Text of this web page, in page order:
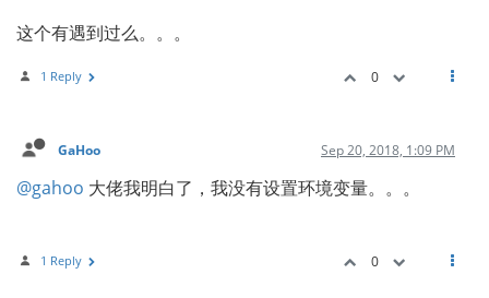
这个有遇到过么。。。
1 Reply 0
GaHoo Sep 20, 2018, 1:09 PM
@gahoo 大佬我明白了，我没有设置环境变量。。。
1 Reply 0